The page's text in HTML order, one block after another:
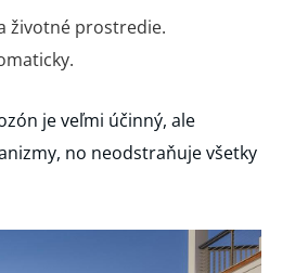
životné prostredie.
je veľmi účinný, ale
no neodstraňuje všetky